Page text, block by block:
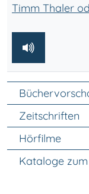
Timm Thaler
Unter
Zeitschriften
Hörfilme
Kataloge